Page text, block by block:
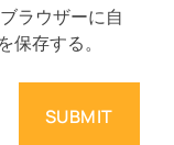
ラウザーに自
存する。